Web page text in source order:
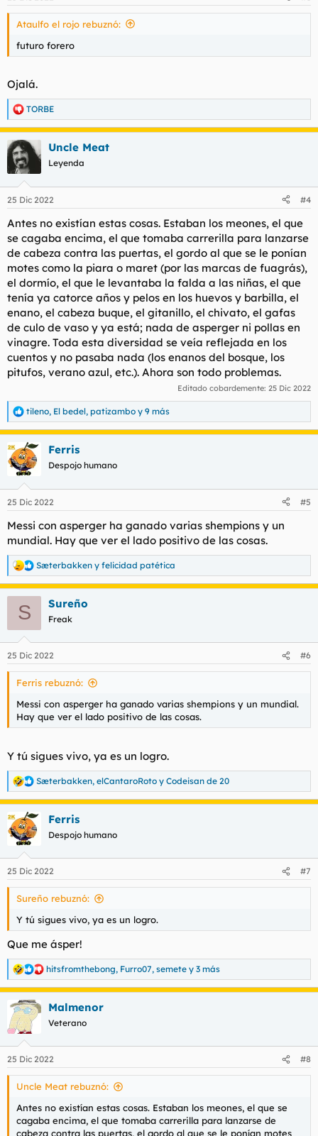
s
Ataulfo el rojo rebuznó:
futuro forero
Ojalá.
R
e
a
c
c
i
e
:
TORBE
Uncle Meat
Leyenda
25 Dic 2022 #4
Antes no existían estas cosas. Estaban los meones, el que
se cagaba encima, el que tomaba carrerilla para lanzarse
de cabeza contra las puertas, el gordo al que se le ponían
motes como la piara o maret (por las marcas de fuagrás),
el dormío, el que le levantaba la falda a las niñas, el que
tenía ya catorce años y pelos en los huevos y barbilla, el
enano, el cabeza buque, el gitanillo, el chivato, el gafas
de culo de vaso y ya está; nada de asperger ni pollas en
vinagre. Toda esta diversidad se veía reflejada en los
cuentos y no pasaba nada (los enanos del bosque, los
pitufos, verano azul, etc.). Ahora son todo problemas.
Editado cobardemente: 25 Dic 2022
R
e
a
c
c
e
:
tileno, El bedel, patizambo y 9 más
Ferris
Despojo humano
25 Dic 2022 #5
Messi con asperger ha ganado varias shempions y un
mundial. Hay que ver el lado positivo de las cosas.
R
e
a
e
s
Sæterbakken y felicidad patética
S Sureño
Freak
25 Dic 2022 #6
Ferris rebuznó:
Messi con asperger ha ganado varias shempions y un mundial.
Hay que ver el lado positivo de las cosas.
Y tú sigues vivo, ya es un logro.
R
e
a
c
c
e
s
Sæterbakken, elCantaroRoto y Codeisan de 20
Ferris
Despojo humano
25 Dic 2022 #7
Sureño rebuznó:
Y tú sigues vivo, ya es un logro.
Que me ásper!
R
e
a
c
c
i
e
s
hitsfromthebong, Furro07, semete y 3 más
Malmenor
Veterano
25 Dic 2022 #8
Uncle Meat rebuznó:
Antes no existían estas cosas. Estaban los meones, el que se
cagaba encima, el que tomaba carrerilla para lanzarse de
cabeza contra las puertas, el gordo al que se le ponían motes